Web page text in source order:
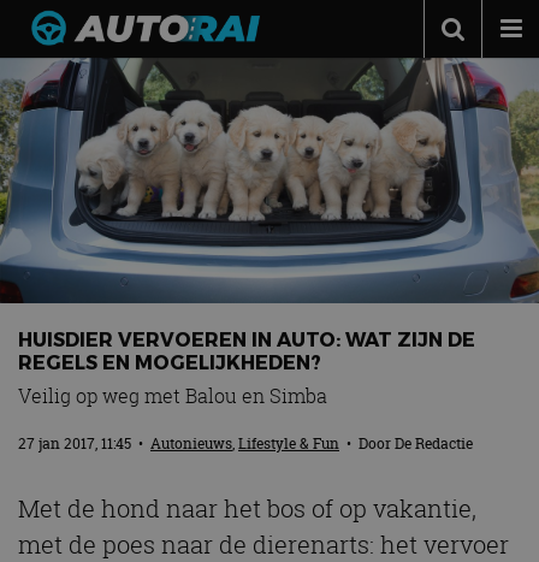
Autonieuws
Podcast
Autotests
Automerken
Adverteren
Contact
MotorRAI.nl
HUISDIER VERVOEREN IN AUTO: WAT ZIJN DE
REGELS EN MOGELIJKHEDEN?
Veilig op weg met Balou en Simba
27 jan 2017, 11:45 • Autonieuws,Lifestyle & Fun • DoorDe Redactie
Met de hond naar het bos of op vakantie,
met de poes naar de dierenarts: het vervoer